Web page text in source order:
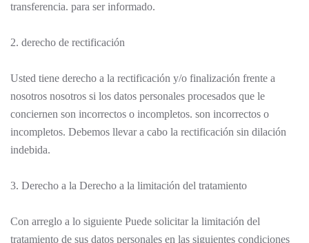
transferencia. para ser informado.
2. derecho de rectificación
Usted tiene derecho a la rectificación y/o finalización frente a
nosotros nosotros si los datos personales procesados que le
conciernen son incorrectos o incompletos. son incorrectos o
incompletos. Debemos llevar a cabo la rectificación sin dilación
indebida.
3. Derecho a la Derecho a la limitación del tratamiento
Con arreglo a lo siguiente Puede solicitar la limitación del
tratamiento de sus datos personales en las siguientes condiciones